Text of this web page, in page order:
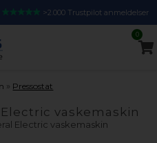
>2.000 Trustpilot anmeldelser
0
» Pressostat
vaskemaskin
Electric vaskemaskin